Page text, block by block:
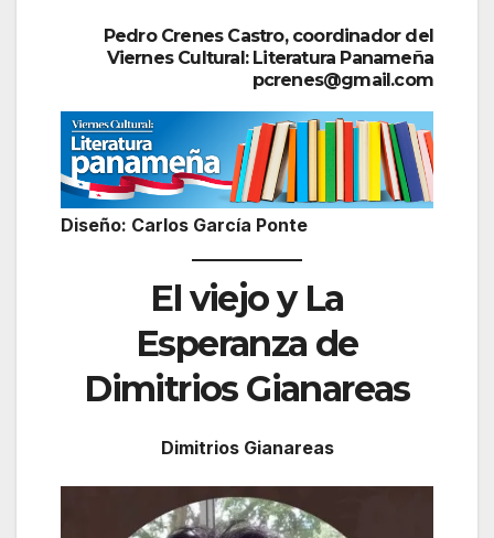
Pedro Crenes Castro, coordinador del
Viernes Cultural: Literatura Panameña
pcrenes@gmail.com
Diseño: Carlos García Ponte
El viejo y La
Esperanza de
Dimitrios Gianareas
Dimitrios Gianareas